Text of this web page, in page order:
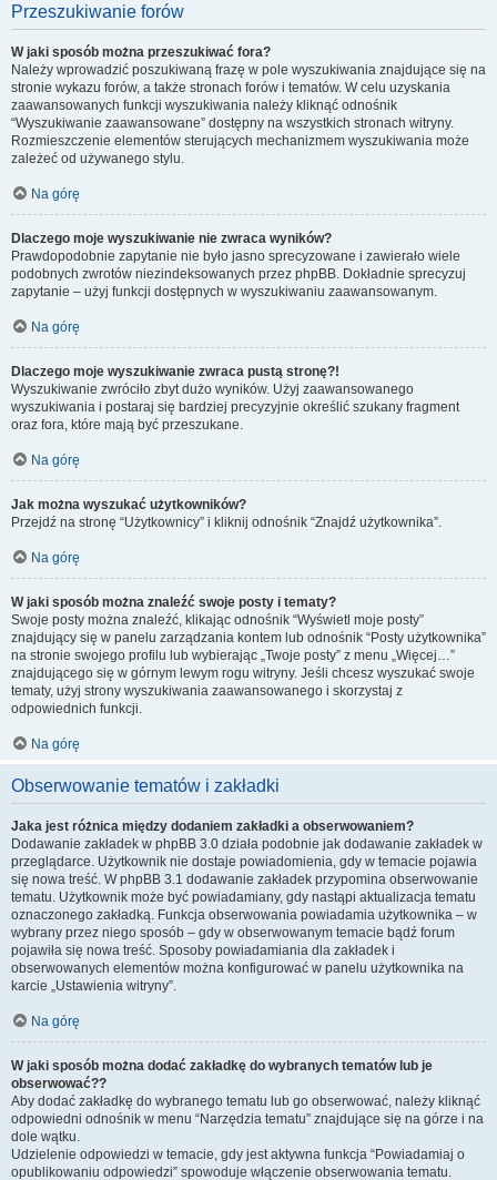
Przeszukiwanie forów
W jaki sposób można przeszukiwać fora?
Należy wprowadzić poszukiwaną frazę w pole wyszukiwania znajdujące się na
stronie wykazu forów, a także stronach forów i tematów. W celu uzyskania
zaawansowanych funkcji wyszukiwania należy kliknąć odnośnik
“Wyszukiwanie zaawansowane” dostępny na wszystkich stronach witryny.
Rozmieszczenie elementów sterujących mechanizmem wyszukiwania może
zależeć od używanego stylu.
Na górę
Dlaczego moje wyszukiwanie nie zwraca wyników?
Prawdopodobnie zapytanie nie było jasno sprecyzowane i zawierało wiele
podobnych zwrotów niezindeksowanych przez phpBB. Dokładnie sprecyzuj
zapytanie – użyj funkcji dostępnych w wyszukiwaniu zaawansowanym.
Na górę
Dlaczego moje wyszukiwanie zwraca pustą stronę?!
Wyszukiwanie zwróciło zbyt dużo wyników. Użyj zaawansowanego
wyszukiwania i postaraj się bardziej precyzyjnie określić szukany fragment
oraz fora, które mają być przeszukane.
Na górę
Jak można wyszukać użytkowników?
Przejdź na stronę “Użytkownicy” i kliknij odnośnik “Znajdź użytkownika”.
Na górę
W jaki sposób można znaleźć swoje posty i tematy?
Swoje posty można znaleźć, klikając odnośnik “Wyświetl moje posty”
znajdujący się w panelu zarządzania kontem lub odnośnik “Posty użytkownika”
na stronie swojego profilu lub wybierając „Twoje posty” z menu „Więcej…”
znajdującego się w górnym lewym rogu witryny. Jeśli chcesz wyszukać swoje
tematy, użyj strony wyszukiwania zaawansowanego i skorzystaj z
odpowiednich funkcji.
Na górę
Obserwowanie tematów i zakładki
Jaka jest różnica między dodaniem zakładki a obserwowaniem?
Dodawanie zakładek w phpBB 3.0 działa podobnie jak dodawanie zakładek w
przeglądarce. Użytkownik nie dostaje powiadomienia, gdy w temacie pojawia
się nowa treść. W phpBB 3.1 dodawanie zakładek przypomina obserwowanie
tematu. Użytkownik może być powiadamiany, gdy nastąpi aktualizacja tematu
oznaczonego zakładką. Funkcja obserwowania powiadamia użytkownika – w
wybrany przez niego sposób – gdy w obserwowanym temacie bądź forum
pojawiła się nowa treść. Sposoby powiadamiania dla zakładek i
obserwowanych elementów można konfigurować w panelu użytkownika na
karcie „Ustawienia witryny”.
Na górę
W jaki sposób można dodać zakładkę do wybranych tematów lub je
obserwować??
Aby dodać zakładkę do wybranego tematu lub go obserwować, należy kliknąć
odpowiedni odnośnik w menu “Narzędzia tematu” znajdujące się na górze i na
dole wątku.
Udzielenie odpowiedzi w temacie, gdy jest aktywna funkcja “Powiadamiaj o
opublikowaniu odpowiedzi” spowoduje włączenie obserwowania tematu.